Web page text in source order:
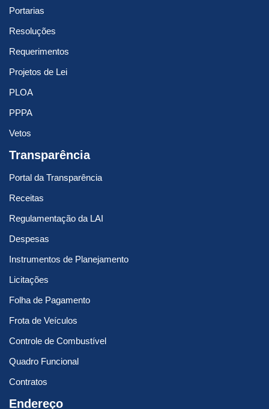
Portarias
Resoluções
Requerimentos
Projetos de Lei
PLOA
PPPA
Vetos
Transparência
Portal da Transparência
Receitas
Regulamentação da LAI
Despesas
Instrumentos de Planejamento
Licitações
Folha de Pagamento
Frota de Veículos
Controle de Combustível
Quadro Funcional
Contratos
Endereço